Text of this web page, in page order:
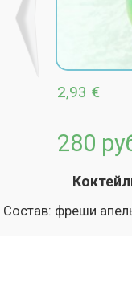
2,93 €
280
Состав: фреши